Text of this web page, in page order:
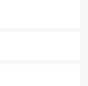
める外せないスポット